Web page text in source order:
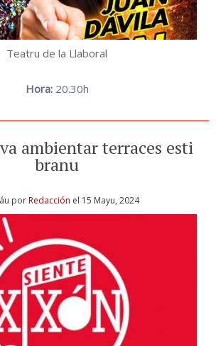
Teatru de la Llaboral
Hora:20.30h
ambientar terraces esti
branu
porRedacción el 15 Mayu, 2024